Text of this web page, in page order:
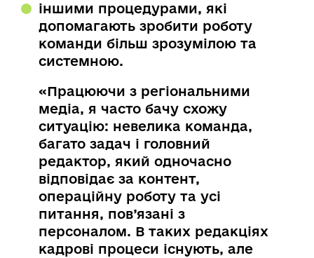
іншими процедурами, які
допомагають зробити роботу
команди більш зрозумілою та
системною.
«Працюючи з регіональними
медіа, я часто бачу схожу
ситуацію: невелика команда,
багато задач і головний
редактор, який одночасно
відповідає за контент,
операційну роботу та усі
питання, пов’язані з
персоналом. В таких редакціях
кадрові процеси існують, але